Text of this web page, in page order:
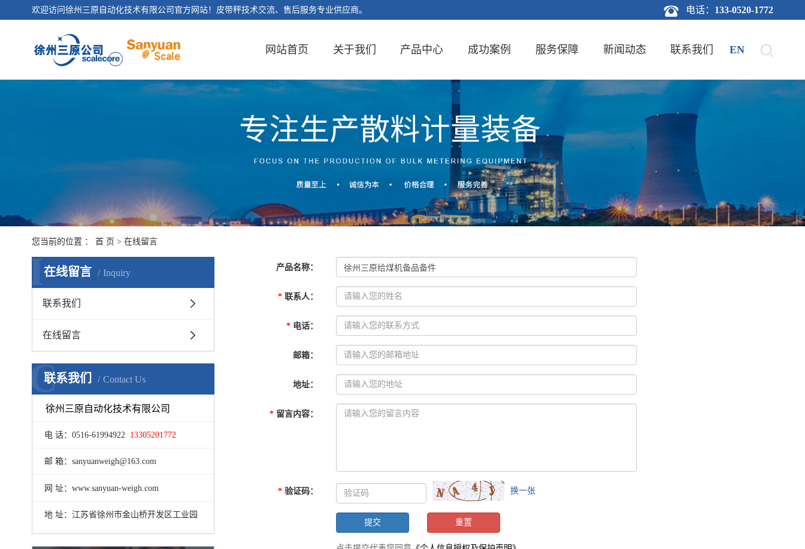
欢迎访问徐州三原自动化技术有限公司官方网站！皮带秤技术交流、售后服务专业供应商。 电话： 133-0520-1772
EN
网站首页 关于我们 产品中心 成功案例 服务保障 新闻动态 联系我们
您当前的位置 ： 首 页 > 在线留言
在线留言 Inquiry
I
联系我们
在线留言
联系我们 Contact Us
C
徐州三原自动化技术有限公司
电 话：0516-61994922 13305201772
邮 箱：sanyuanweigh@163.com
网 址：www.sanyuan-weigh.com
地 址：江苏省徐州市金山桥开发区工业园
产品名称：
* 联系人：
* 电话：
邮箱：
地址：
* 留言内容：
* 验证码： 换一张